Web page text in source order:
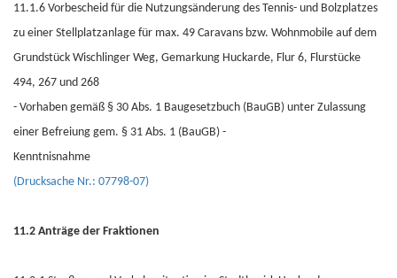
11.1.6 Vorbescheid für die Nutzungsänderung des Tennis- und Bolzplatzes
zu einer Stellplatzanlage für max. 49 Caravans bzw. Wohnmobile auf dem
Grundstück Wischlinger Weg, Gemarkung Huckarde, Flur 6, Flurstücke
494, 267 und 268
- Vorhaben gemäß § 30 Abs. 1 Baugesetzbuch (BauGB) unter Zulassung
einer Befreiung gem. § 31 Abs. 1 (BauGB) -
Kenntnisnahme
(Drucksache Nr.: 07798-07)
11.2 Anträge der Fraktionen